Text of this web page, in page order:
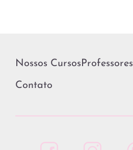
Nossos CursosProfessores
Contato